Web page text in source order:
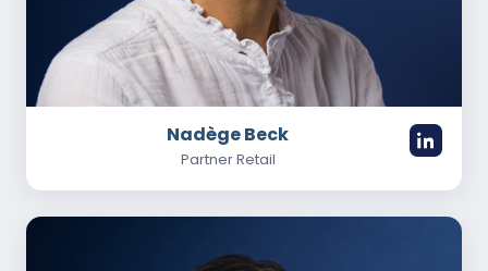
Nadège Beck
Partner Retail